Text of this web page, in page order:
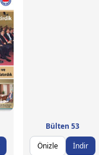
Bülten 53
Önizle
İndir